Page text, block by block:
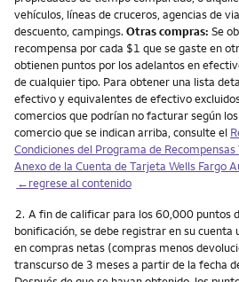
vehículos, líneas de cruceros, agencias de
descuento, campings. Otras compras: Se
recompensa por cada $1 que se gaste en
obtienen puntos por los adelantos en
de cualquier tipo. Para obtener una lista
efectivo y equivalentes de efectivo
comercios que podrían no facturar según
comercio que se indican arriba, consulte el
Condiciones del Programa de
Anexo de la Cuenta de Tarjeta Wells Fargo
←regrese al contenido
Nota
2. A fin de calificar para los 60,000 puntos
bonificación, se debe registrar en su
en compras netas (compras menos
transcurso de 3 meses a partir de la fecha